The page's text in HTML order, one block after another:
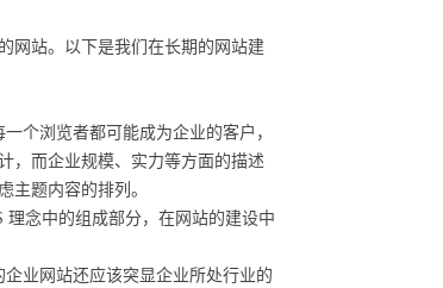
站。以下是我们在长期的网站建
浏览者都可能成为企业的客户，
，而企业规模、实力等方面的描述
主题内容的排列。
念中的组成部分，在网站的建设中
业网站还应该突显企业所处行业的